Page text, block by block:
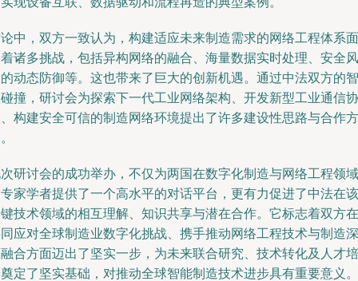
中，双方一致认为，构建适应未来制造需求的网络工程体系面
诸多挑战，包括异构网络的融合、海量数据实时处理、安全风
动态防御等。这也带来了巨大的创新机遇。通过中法双方的智
撞，研讨会为探索下一代工业网络架构、开发新型工业通信协
构建安全可信的制造网络环境提出了许多建设性思路与合作方
研讨会的成功举办，不仅为两国在数字化制造与网络工程领域
家学者提供了一个高水平的对话平台，更有力促进了中法在该
技术领域的相互理解、知识共享与潜在合作。它标志着双方在
应对全球制造业数字化挑战、携手推动网络工程技术与制造深
合方面迈出了坚实一步，为未来联合研究、技术转化及人才培
定了坚实基础，对推动全球智能制造技术进步具有重要意义。